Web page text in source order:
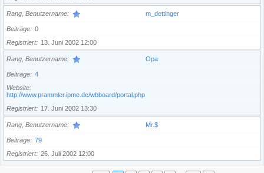
Rang, Benutzername m_dettinger
Beiträge
0
Registriert
13. Juni 2002 12:00
Rang, Benutzername Opa
Beiträge
4
Website
http://www.prammler.ipme.de/wbboard/portal.php
Registriert
17. Juni 2002 13:30
Rang, Benutzername Mr.$
Beiträge
79
Registriert
26. Juli 2002 12:00